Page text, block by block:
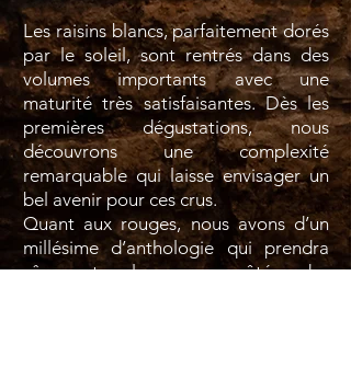
Les raisins blancs, parfaitement dorés
par le soleil, sont rentrés dans des
volumes importants avec une
maturité très satisfaisantes. Dès les
premières dégustations, nous
découvrons une complexité
remarquable qui laisse envisager un
bel avenir pour ces crus.
Quant aux rouges, nous avons d’un
millésime d’anthologie qui prendra
sûrement place aux côtés des